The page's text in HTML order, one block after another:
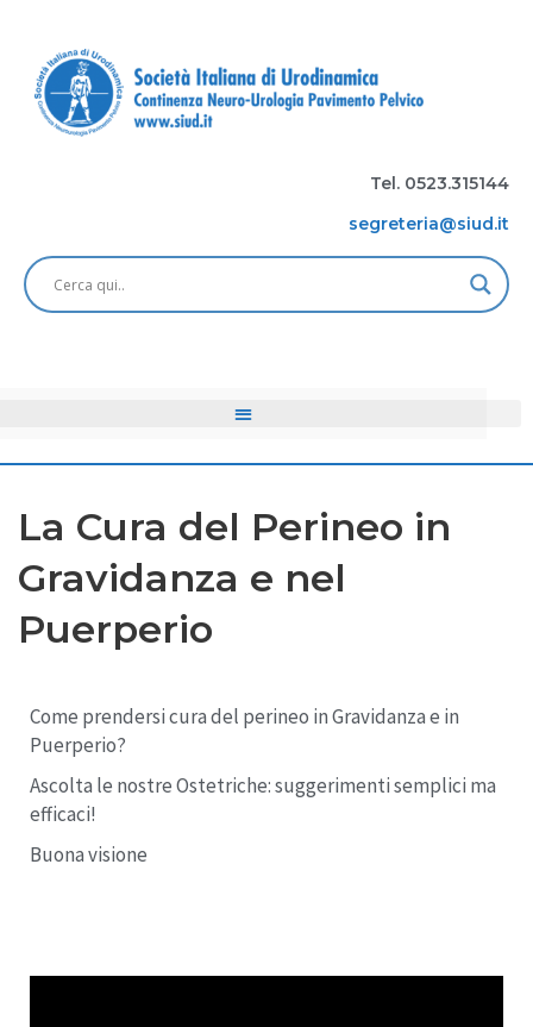
Tel. 0523.315144
segreteria@siud.it
La Cura del Perineo in
Gravidanza e nel
Puerperio
Come prendersi cura del perineo in Gravidanza e in
Puerperio?
Ascolta le nostre Ostetriche: suggerimenti semplici ma
efficaci!
Buona visione